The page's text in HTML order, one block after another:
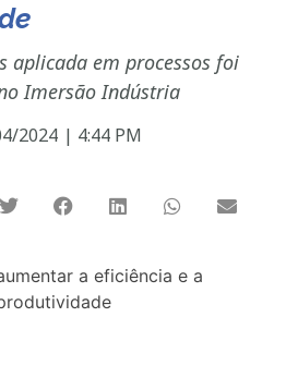
aplicada em processos foi
Imersão Indústria
2024 | 4:44 PM